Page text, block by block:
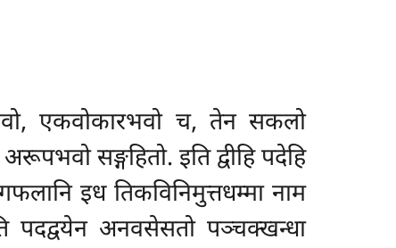
एकवोकारभवो च, तेन सकलो
सङ्गहितो. इति द्वीहि पदेहि
इध तिकविनिमुत्तधम्मा नाम
पदद्वयेन अनवसेसतो पञ्चक्खन्धा